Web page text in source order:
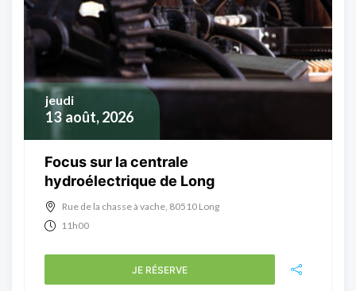
13 août, 2026
jeudi
Focus sur la centrale
hydroélectrique de Long
Rue de la chasse à vache, 80510 Long
11h00
JE RÉSERVE